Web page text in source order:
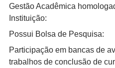
Gestão Acadêmica
Instituição:
Possui Bolsa de Pesquisa:
Participação em bancas de
trabalhos de conclusão de